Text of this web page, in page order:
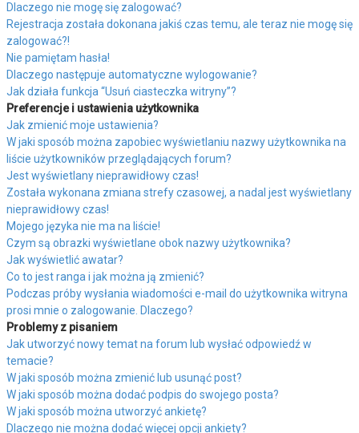
Dlaczego nie mogę się zalogować?
Rejestracja została dokonana jakiś czas temu, ale teraz nie mogę się
zalogować?!
Nie pamiętam hasła!
Dlaczego następuje automatyczne wylogowanie?
Jak działa funkcja “Usuń ciasteczka witryny”?
Preferencje i ustawienia użytkownika
Jak zmienić moje ustawienia?
W jaki sposób można zapobiec wyświetlaniu nazwy użytkownika na
liście użytkowników przeglądających forum?
Jest wyświetlany nieprawidłowy czas!
Została wykonana zmiana strefy czasowej, a nadal jest wyświetlany
nieprawidłowy czas!
Mojego języka nie ma na liście!
Czym są obrazki wyświetlane obok nazwy użytkownika?
Jak wyświetlić awatar?
Co to jest ranga i jak można ją zmienić?
Podczas próby wysłania wiadomości e-mail do użytkownika witryna
prosi mnie o zalogowanie. Dlaczego?
Problemy z pisaniem
Jak utworzyć nowy temat na forum lub wysłać odpowiedź w
temacie?
W jaki sposób można zmienić lub usunąć post?
W jaki sposób można dodać podpis do swojego posta?
W jaki sposób można utworzyć ankietę?
Dlaczego nie można dodać więcej opcji ankiety?